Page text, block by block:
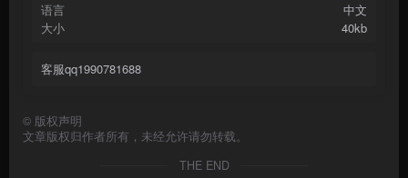
语言
中文
大小
40kb
客服qq1990781688
© 版权声明
文章版权归作者所有，未经允许请勿转载。
THE END